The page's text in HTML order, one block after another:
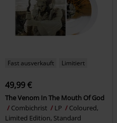
Fast ausverkauft Limitiert
49,99 €
The Venom In The Mouth Of God
Combichrist
LP
Coloured,
Limited Edition, Standard